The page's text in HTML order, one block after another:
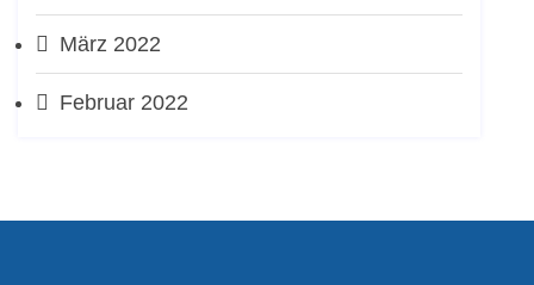
März 2022
Februar 2022